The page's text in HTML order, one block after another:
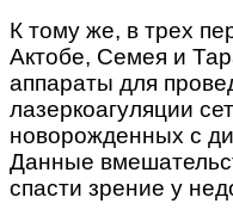
К тому же, в трех
Актобе, Семея и
аппараты для
лазеркоагуляции
новорожденных с
Данные
спасти зрение у